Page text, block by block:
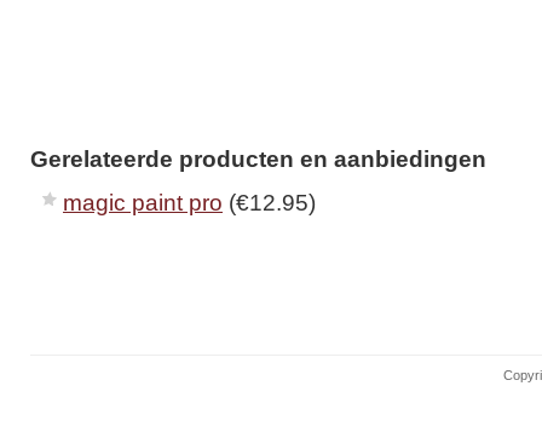
Gerelateerde producten en aanbiedingen
magic paint pro (€12.95)